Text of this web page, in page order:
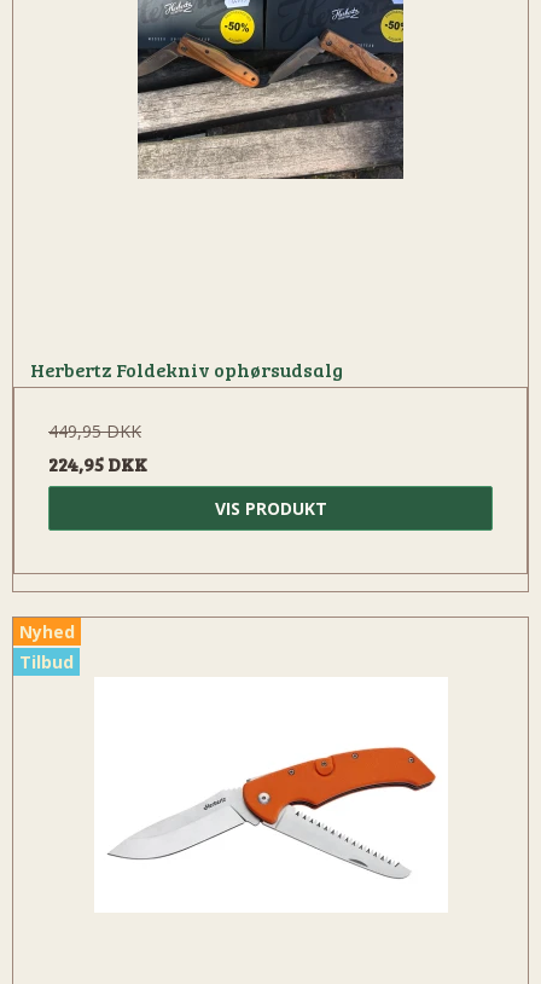
Herbertz Foldekniv ophørsudsalg
449,95 DKK
224,95 DKK
VIS PRODUKT
Nyhed
Tilbud